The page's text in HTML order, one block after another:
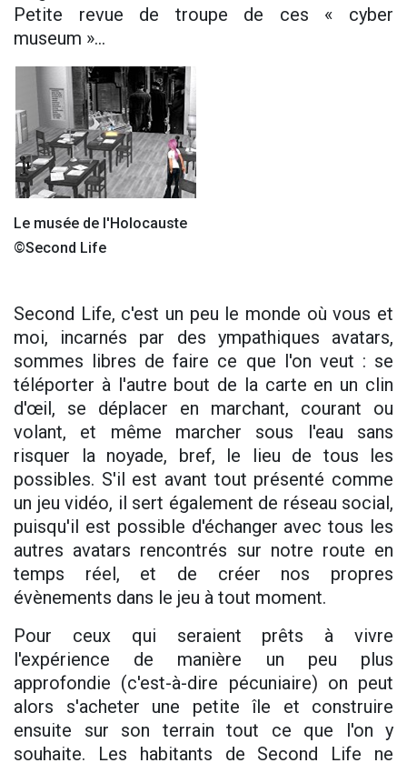
Petite revue de troupe de ces « cyber
museum »...
Le musée de l'Holocauste
©Second Life
Second Life, c'est un peu le monde où vous et
moi, incarnés par des ympathiques avatars,
sommes libres de faire ce que l'on veut : se
téléporter à l'autre bout de la carte en un clin
d'œil, se déplacer en marchant, courant ou
volant, et même marcher sous l'eau sans
risquer la noyade, bref, le lieu de tous les
possibles. S'il est avant tout présenté comme
un jeu vidéo, il sert également de réseau social,
puisqu'il est possible d'échanger avec tous les
autres avatars rencontrés sur notre route en
temps réel, et de créer nos propres
évènements dans le jeu à tout moment.
Pour ceux qui seraient prêts à vivre
l'expérience de manière un peu plus
approfondie (c'est-à-dire pécuniaire) on peut
alors s'acheter une petite île et construire
ensuite sur son terrain tout ce que l'on y
souhaite. Les habitants de Second Life ne